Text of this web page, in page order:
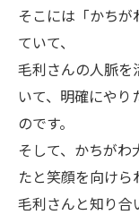
そこには「かち
ていて、
毛利さんの人脈を
いて、明確にや
のです。
そして、かちがわ
たと笑顔を向けら
毛利さんと知り合